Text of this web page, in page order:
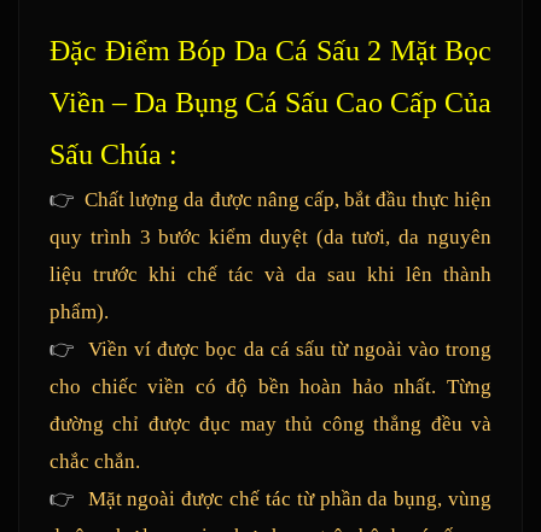
Đặc Điểm Bóp Da Cá Sấu 2 Mặt Bọc
Viền – Da Bụng Cá Sấu Cao Cấp Của
Sấu Chúa :
👉 Chất lượng da được nâng cấp, bắt đầu thực hiện
quy trình 3 bước kiểm duyệt (da tươi, da nguyên
liệu trước khi chế tác và da sau khi lên thành
phẩm).
👉
Viền ví được bọc da cá sấu từ ngoài vào trong
cho chiếc viền có độ bền hoàn hảo nhất. Từng
đường chỉ được đục may thủ công thẳng đều và
chắc chắn.
👉
Mặt ngoài được chế tác từ phần da bụng, vùng